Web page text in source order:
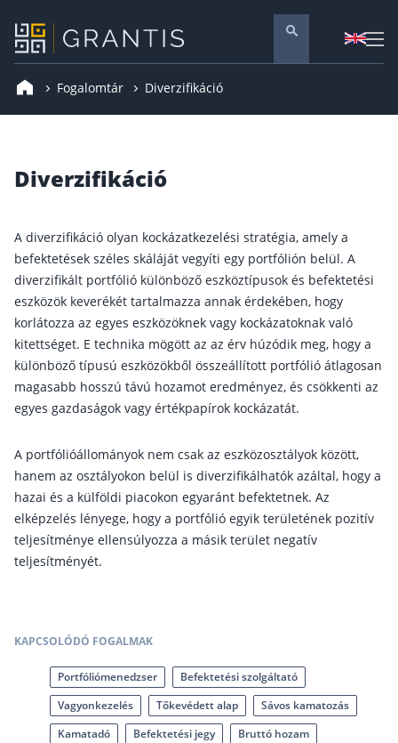
Önkéntes nyugdíjpénztár
Nyugdíj előtakarékossági számla (NYESZ)
Nyugdíj tanácsadás 🪙
Nyugdíj megtakarítás – Így válassz
Magánnyugdíjpénztár összefoglaló
Nyugdíjkorhatár táblázat és útmutató
Nyugdíj kisokos – A magyar nyugdíjrendszer
Önkéntes Nyugdíjpénztárak hozamai
Nyugdíjbiztosítás
Nyugdíjbiztosítás vagy NYESZ? Melyik a jobb?
KATA Nyugdíj: így használd ki az
Nyugdíjbiztosítás kalkulátor
Nyugdíjbiztosítás hozamok
Nyugdíjbiztosítás költségek
Fogalomtár Diverzifikáció
Diverzifikáció
A diverzifikáció olyan kockázatkezelési stratégia, amely a
befektetések széles skáláját vegyíti egy portfólión belül. A
diverzifikált portfólió különböző eszköztípusok és befektetési
eszközök keverékét tartalmazza annak érdekében, hogy
korlátozza az egyes eszközöknek vagy kockázatoknak való
kitettséget. E technika mögött az az érv húzódik meg, hogy a
különböző típusú eszközökből összeállított portfólió átlagosan
magasabb hosszú távú hozamot eredményez, és csökkenti az
egyes gazdaságok vagy értékpapírok kockázatát.
A portfólióállományok nem csak az eszközosztályok között,
hanem az osztályokon belül is diverzifikálhatók azáltal, hogy a
hazai és a külföldi piacokon egyaránt befektetnek. Az
elképzelés lényege, hogy a portfólió egyik területének pozitív
teljesítménye ellensúlyozza a másik terület negatív
teljesítményét.
KAPCSOLÓDÓ FOGALMAK
Portfóliómenedzser
Befektetési szolgáltató
Vagyonkezelés
Tőkevédett alap
Sávos kamatozás
Kamatadó
Befektetési jegy
Bruttó hozam